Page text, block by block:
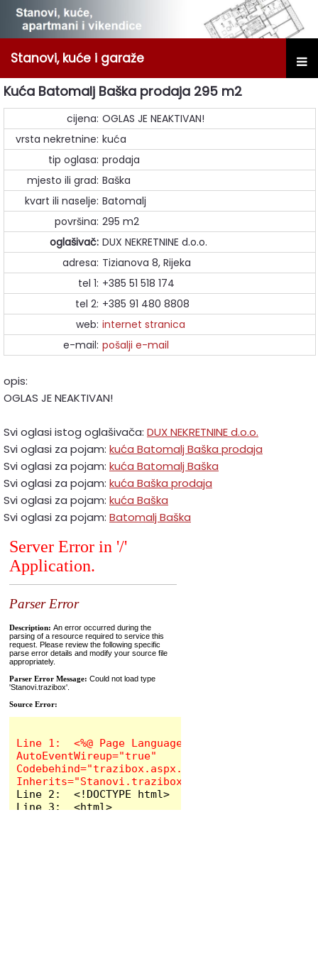
Stanovi, kuće i garaže
Kuća Batomalj Baška prodaja 295 m2
cijena: OGLAS JE NEAKTIVAN!
vrsta nekretnine: kuća
tip oglasa: prodaja
mjesto ili grad: Baška
kvart ili naselje: Batomalj
površina: 295 m2
oglašivač: DUX NEKRETNINE d.o.o.
adresa: Tizianova 8, Rijeka
tel 1: +385 51 518 174
tel 2: +385 91 480 8808
web: internet stranica
e-mail: pošalji e-mail
opis:
OGLAS JE NEAKTIVAN!
Svi oglasi istog oglašivača: DUX NEKRETNINE d.o.o.
Svi oglasi za pojam: kuća Batomalj Baška prodaja
Svi oglasi za pojam: kuća Batomalj Baška
Svi oglasi za pojam: kuća Baška prodaja
Svi oglasi za pojam: kuća Baška
Svi oglasi za pojam: Batomalj Baška